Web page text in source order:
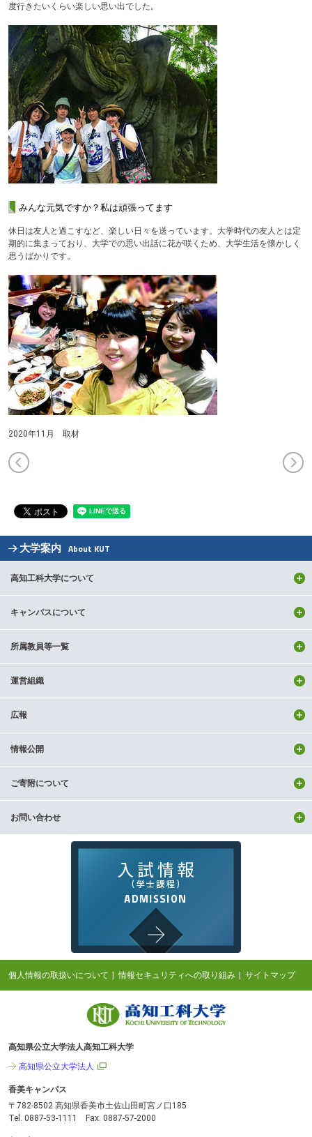
度行きたいくらい楽しい思い出でした。
みんな元気ですか？私は頑張ってます
休日は友人と過こすなど、楽しい日々を送っています。大学時代の友人とは定
期的に集まっており、大学での思い出話に花が咲くため、大学生活を懐かしく
思うばかりです。
2020年11月 取材
大学案内 About KUT
高知工科大学について
キャンパスについて
所属教員等一覧
運営組織
広報
情報公開
ご寄附について
お問い合わせ
個人情報の取扱いについて 情報セキュリティへの取り組み サイトマップ
高知県公立大学法人高知工科大学
高知県公立大学法人
香美キャンパス
〒782-8502 高知県香美市土佐山田町宮ノ口185
Tel. 0887-53-1111 Fax. 0887-57-2000